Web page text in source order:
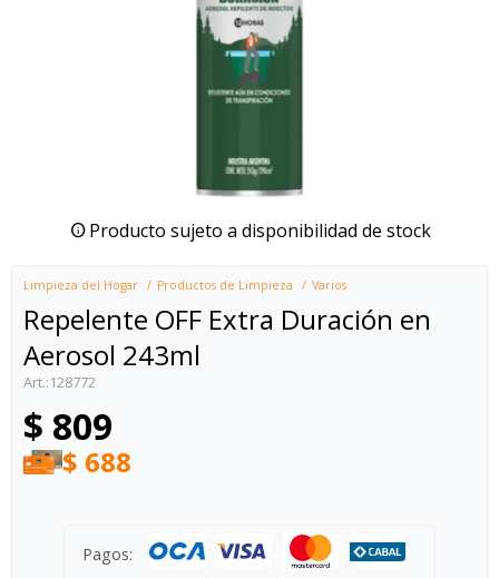
Producto sujeto a disponibilidad de stock
Limpieza del Hogar Productos de Limpieza Varios
Repelente OFF Extra Duración en
Aerosol 243ml
128772
$ 809
$ 688
Pagos: